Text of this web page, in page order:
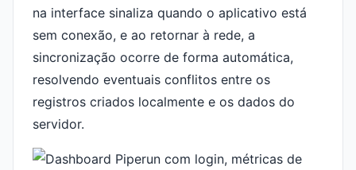
na interface sinaliza quando o aplicativo está
sem conexão, e ao retornar à rede, a
sincronização ocorre de forma automática,
resolvendo eventuais conflitos entre os
registros criados localmente e os dados do
servidor.